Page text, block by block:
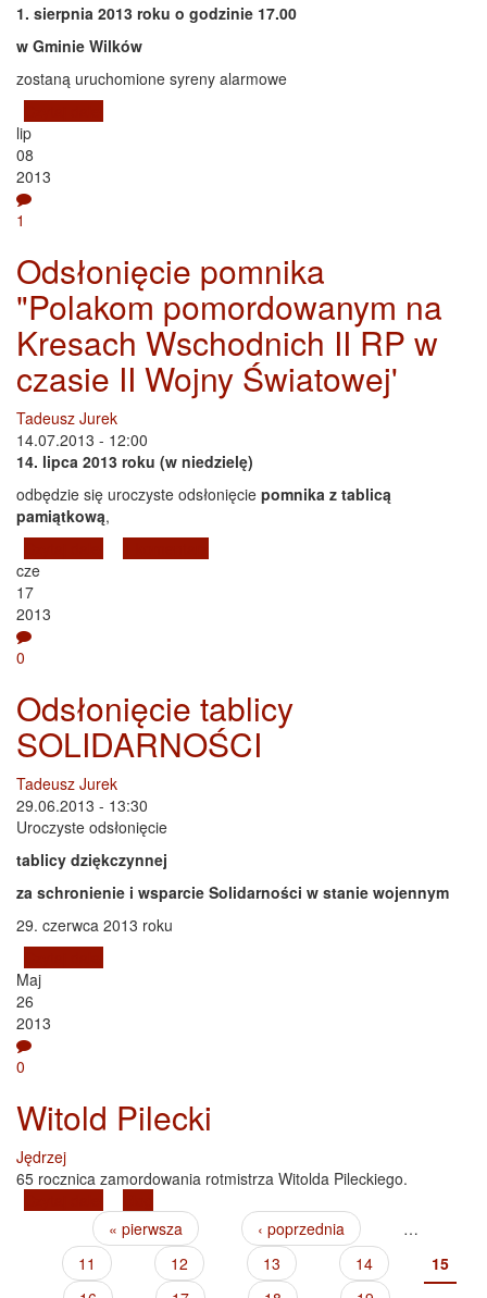
1. sierpnia 2013 roku o godzinie 17.00
w Gminie Wilków
zostaną uruchomione syreny alarmowe
lip
08
2013
1
Odsłonięcie pomnika
"Polakom pomordowanym na
Kresach Wschodnich II RP w
czasie II Wojny Światowej'
Tadeusz Jurek
14.07.2013 - 12:00
14. lipca 2013 roku (w niedzielę)
odbędzie się uroczyste odsłonięcie pomnika z tablicą
pamiątkową,
cze
17
2013
0
Odsłonięcie tablicy
SOLIDARNOŚCI
Tadeusz Jurek
29.06.2013 - 13:30
Uroczyste odsłonięcie
tablicy dziękczynnej
za schronienie i wsparcie Solidarności w stanie wojennym
29. czerwca 2013 roku
Maj
26
2013
0
Witold Pilecki
Jędrzej
65 rocznica zamordowania rotmistrza Witolda Pileckiego.
Strony« pierwsza ‹ poprzednia
…
11
12 13 14
15